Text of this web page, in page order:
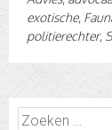
exotische,
politierechter,
Zoeken